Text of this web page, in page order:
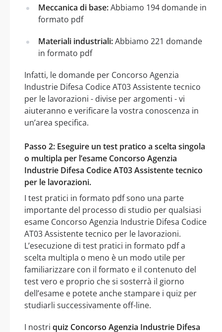
Meccanica di base:Abbiamo 194 domande in
formato pdf
Materiali industriali:Abbiamo 221 domande
in formato pdf
Infatti, le domande per Concorso Agenzia
Industrie Difesa Codice AT03 Assistente tecnico
per le lavorazioni - divise per argomenti - vi
aiuteranno e verificare la vostra conoscenza in
un’area specifica.
Passo 2: Eseguire un test pratico a scelta singola
o multipla per l’esame Concorso Agenzia
Industrie Difesa Codice AT03 Assistente tecnico
per le lavorazioni.
I test pratici in formato pdf sono una parte
importante del processo di studio per qualsiasi
esame Concorso Agenzia Industrie Difesa Codice
AT03 Assistente tecnico per le lavorazioni.
L’esecuzione di test pratici in formato pdf a
scelta multipla o meno è un modo utile per
familiarizzare con il formato e il contenuto del
test vero e proprio che si sosterrà il giorno
dell’esame e potete anche stampare i quiz per
studiarli successivamente off-line.
I nostri quiz Concorso Agenzia Industrie Difesa